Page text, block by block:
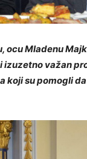
Mladenu
važan
koji su pomogli